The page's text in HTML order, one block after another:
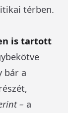
térben.
is tartott
bár a
– a